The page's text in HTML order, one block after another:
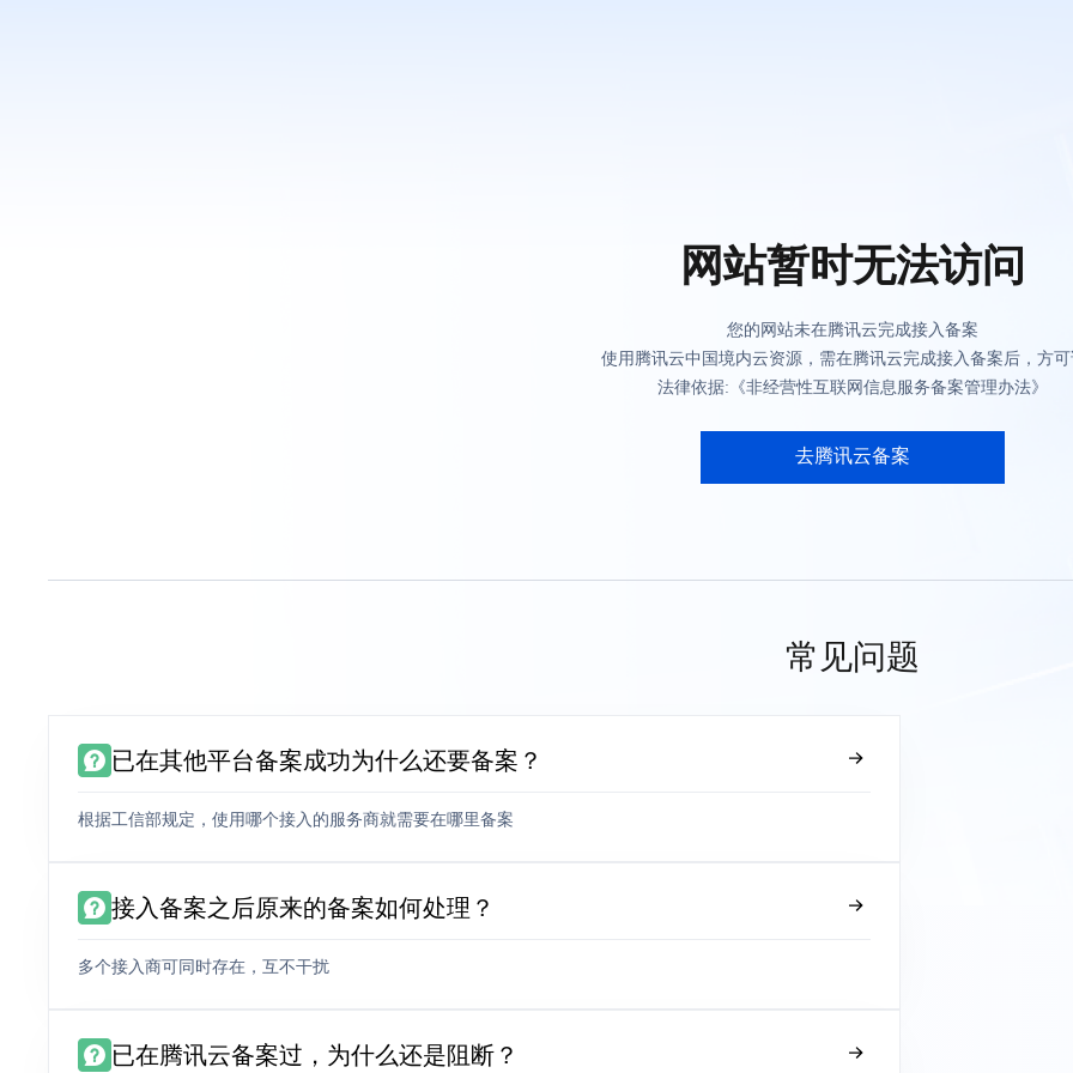
网站暂时无法访问
您的网站未在腾讯云完成接入备案
使用腾讯云中国境内云资源，需在腾讯云完成接入备案后，方
法律依据:《非经营性互联网信息服务备案管理办法》
去腾讯云备案
常见问题
已在其他平台备案成功为什么还要备案？
根据工信部规定，使用哪个接入的服务商就需要在哪里备案
接入备案之后原来的备案如何处理？
多个接入商可同时存在，互不干扰
已在腾讯云备案过，为什么还是阻断？